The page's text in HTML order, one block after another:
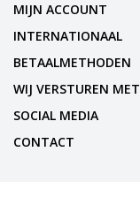
MIJN ACCOUNT
INTERNATIONAAL
BETAALMETHODEN
WIJ VERSTUREN MET
SOCIAL MEDIA
CONTACT